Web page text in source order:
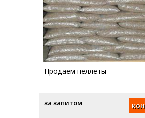
Продаем пеллеты
за запитом